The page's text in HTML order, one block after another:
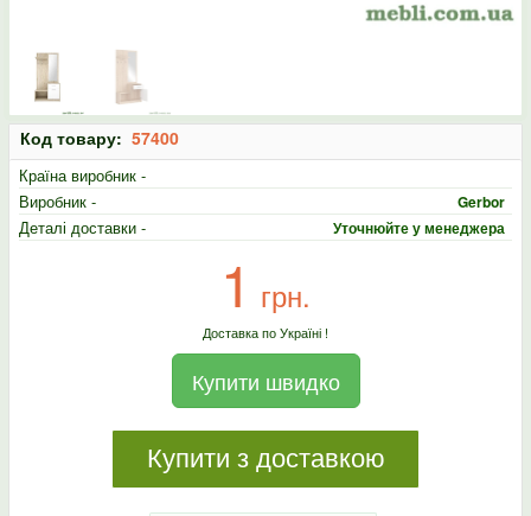
Код товару: 57400
Країна виробник -
Виробник -
Gerbor
Деталі доставки - Уточнюйте у менеджера
1 грн.
Доставка по Україні !
Купити швидко
Купити з доставкою